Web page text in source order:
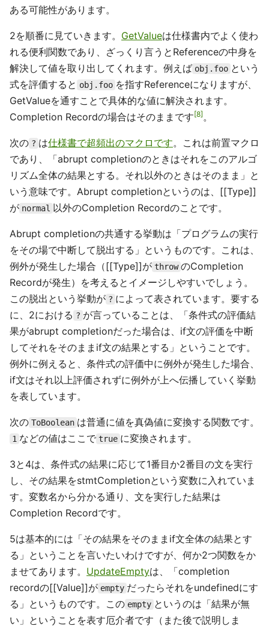
ある可能性があります。
2を順番に見ていきます。 GetValueは仕様書内でよく使わ
れる便利関数であり、ざっくり言うとReferenceの中身を
解決して値を取り出してくれます。例えば obj.foo という
式を評価すると obj.foo を指すReferenceになりますが、
GetValueを通すことで具体的な値に解決されます。
Completion Recordの場合はそのままです 8 。
次の ? は仕様書で超頻出のマクロです。これは前置マクロ
であり、「abrupt completionのときはそれをこのアルゴ
リズム全体の結果とする。それ以外のときはそのまま」と
いう意味です。Abrupt completionというのは、[[Type]]
が normal 以外のCompletion Recordのことです。
Abrupt completionの共通する挙動は「プログラムの実行
をその場で中断して脱出する」というものです。これは、
例外が発生した場合（[[Type]]が throw のCompletion
Recordが発生）を考えるとイメージしやすいでしょう。
この脱出という挙動が ? によって表されています。要する
に、2における ? が言っていることは、「条件式の評価結
果がabrupt completionだった場合は、if文の評価を中断
してそれをそのままif文の結果とする」ということです。
例外に例えると、条件式の評価中に例外が発生した場合、
if文はそれ以上評価されずに例外が上へ伝播していく挙動
を表しています。
次の ToBoolean は普通に値を真偽値に変換する関数です。
1 などの値はここで true に変換されます。
3と4は、条件式の結果に応じて1番目か2番目の文を実行
し、その結果をstmtCompletionという変数に入れていま
す。変数名から分かる通り、文を実行した結果は
Completion Recordです。
5は基本的には「その結果をそのままif文全体の結果とす
る」ということを言いたいわけですが、何か2つ関数をか
ませてあります。 UpdateEmptyは、「completion
recordの[[Value]]が empty だったらそれをundefinedにす
る」というものです。この empty というのは「結果が無
い」ということを表す厄介者です（また後で説明しま